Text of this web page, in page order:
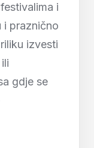
i
i praznično
izvesti
gdje se